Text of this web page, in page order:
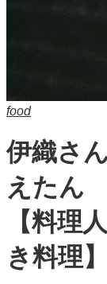
food
伊織さ
えたん
【料理
き料理】